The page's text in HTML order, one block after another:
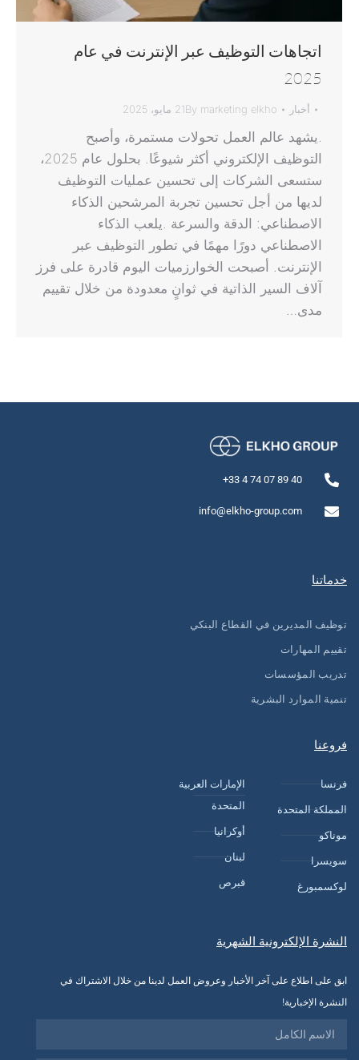
اتجاهات التوظيف عبر الإنترنت في عام
2025
أخبار By marketing elkho 21 مايو، 2025
.يشهد عالم العمل تحولات مستمرة، وأصبح
التوظيف الإلكتروني أكثر شيوعًا. بحلول عام 2025،
ستسعى الشركات إلى تحسين عمليات التوظيف
لديها من أجل تحسين تجربة المرشحين الذكاء
الاصطناعي: الدقة والسرعة .يلعب الذكاء
الاصطناعي دورًا مهمًا في تطور التوظيف عبر
الإنترنت. أصبحت الخوارزميات اليوم قادرة على فرز
آلاف السير الذاتية في ثوانٍ معدودة من خلال تقييم
مدى…
40 89 07 74 4 33+
info@elkho-group.com
خدماتنا
توظيف المديرين في القطاع البنكي
تقييم المهارات
تدريب المؤسسات
تنمية الموارد البشرية
فروعنا
فرنسا
المملكة المتحدة
موناكو
سويسرا
لوكسمبورغ
الإمارات العربية
المتحدة
أوكرانيا
لبنان
قبرص
النشرة الإلكترونية الشهرية
ابق على اطلاع على آخر الأخبار وعروض العمل لدينا من خلال الاشتراك في
النشرة الإخبارية!